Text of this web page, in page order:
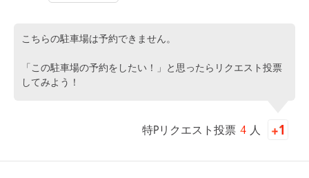
こちらの駐車場は予約できません。
「この駐車場の予約をしたい！」と思ったらリクエスト投票
してみよう！
特Pリクエスト投票 4 人